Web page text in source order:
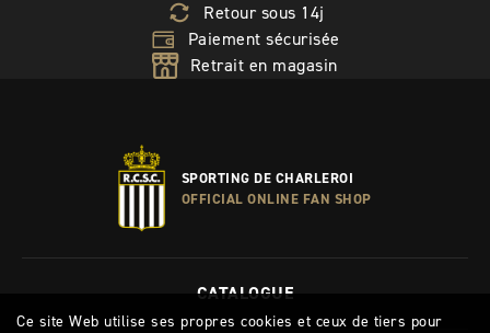
Retour sous 14j
Paiement sécurisée
Retrait en magasin
SPORTING DE CHARLEROI
OFFICIAL ONLINE FAN SHOP
CATALOGUE
Ce site Web utilise ses propres cookies et ceux de tiers pour